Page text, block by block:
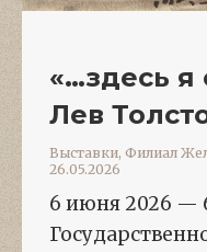
«…здесь я
Лев
Выставки, Филиал
26.05.2026
6 июня 2026 —